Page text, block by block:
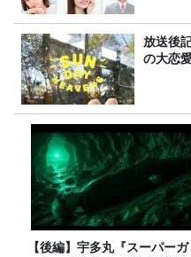
放送後
の大恋愛
【後編】宇多丸『スーパーガ